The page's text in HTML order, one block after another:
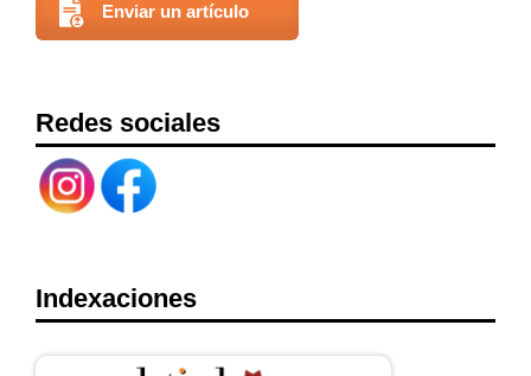
Enviar un artículo
Redes sociales
Indexaciones